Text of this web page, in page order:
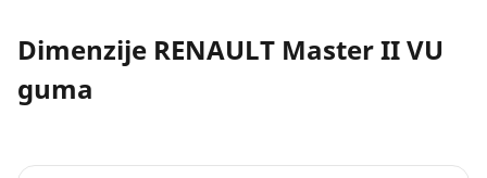
Dimenzije RENAULT Master II VU
guma